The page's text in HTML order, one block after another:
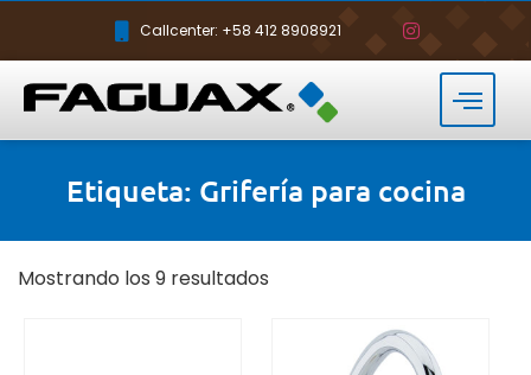
Callcenter: +58 412 8908921
Etiqueta: Grifería para cocina
Mostrando los 9 resultados